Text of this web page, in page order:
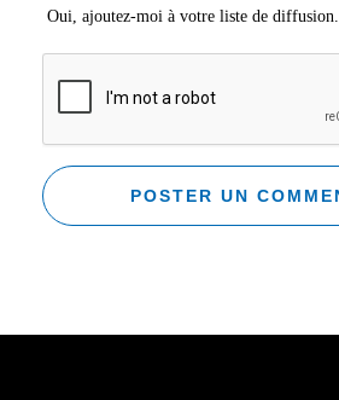
Oui, ajoutez-moi à votre liste de diffusion.